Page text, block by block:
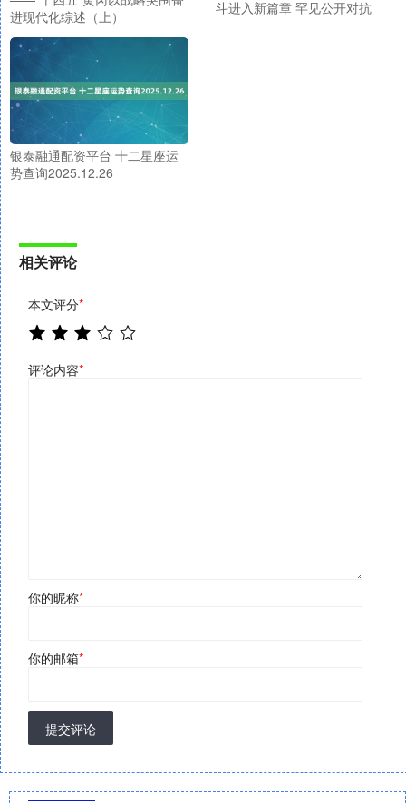
进现代化综述（上）
斗进入新篇章 罕见公开对抗
银泰融通配资平台 十二星座运
势查询2025.12.26
相关评论
本文评分*
评论内容*
你的昵称*
你的邮箱*
提交评论